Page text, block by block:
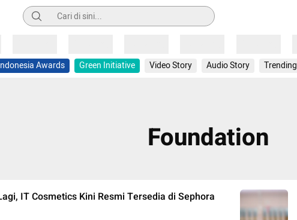
Pencarian
Awards Green Initiative Video Story Audio Story Trending
Foundation
IT Cosmetics Kini Resmi Tersedia di Sephora